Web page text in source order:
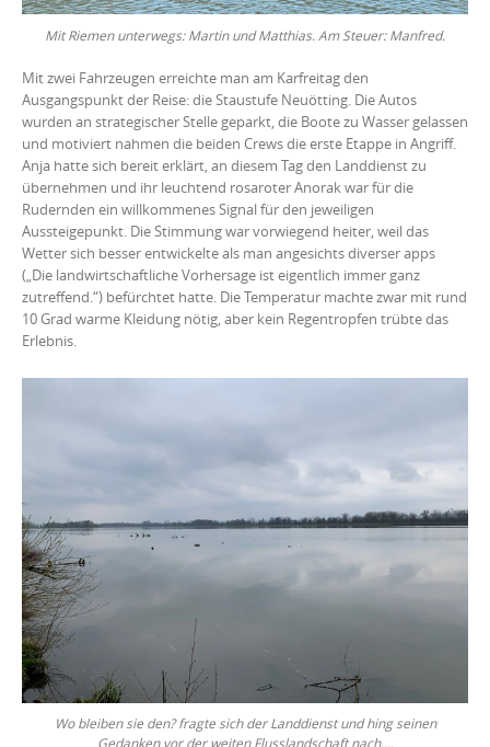
Mit Riemen unterwegs: Martin und Matthias. Am Steuer: Manfred.
Mit zwei Fahrzeugen erreichte man am Karfreitag den
Ausgangspunkt der Reise: die Staustufe Neuötting. Die Autos
wurden an strategischer Stelle geparkt, die Boote zu Wasser gelassen
und motiviert nahmen die beiden Crews die erste Etappe in Angriff.
Anja hatte sich bereit erklärt, an diesem Tag den Landdienst zu
übernehmen und ihr leuchtend rosaroter Anorak war für die
Rudernden ein willkommenes Signal für den jeweiligen
Aussteigepunkt. Die Stimmung war vorwiegend heiter, weil das
Wetter sich besser entwickelte als man angesichts diverser apps
(„Die landwirtschaftliche Vorhersage ist eigentlich immer ganz
zutreffend.“) befürchtet hatte. Die Temperatur machte zwar mit rund
10 Grad warme Kleidung nötig, aber kein Regentropfen trübte das
Erlebnis.
Wo bleiben sie den? fragte sich der Landdienst und hing seinen
Gedanken vor der weiten Flusslandschaft nach….